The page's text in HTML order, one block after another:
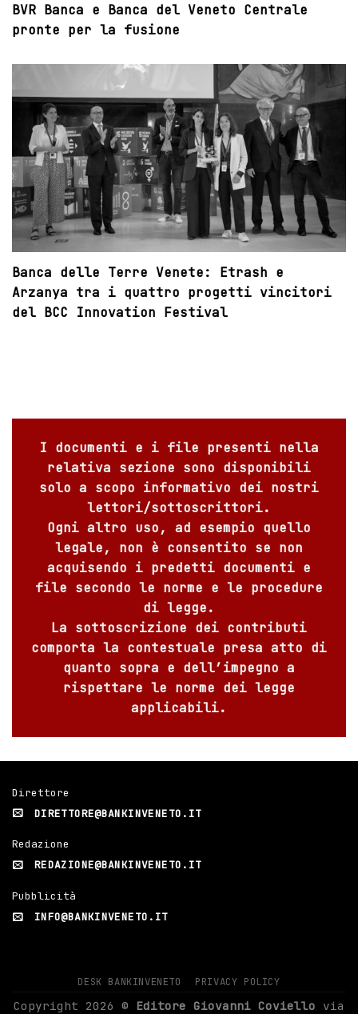
BVR Banca e Banca del Veneto Centrale
pronte per la fusione
Banca delle Terre Venete: Etrash e
Arzanya tra i quattro progetti vincitori
del BCC Innovation Festival
I documenti e i file presenti nella
relativa sezione sono disponibili
solo a scopo informativo dei nostri
lettori/sottoscrittori.
Ogni altro uso, ad esempio quello
legale, non è consentito se non
acquisendo i predetti documenti e
file secondo le norme e le procedure
di legge.
La sottoscrizione dei contributi
comporta la contestuale presa atto di
quanto sopra e dell’impegno a
rispettare le norme dei legge
applicabili.
Direttore
DIRETTORE@BANKINVENETO.IT
Redazione
REDAZIONE@BANKINVENETO.IT
Pubblicità
INFO@BANKINVENETO.IT
DESK BANKINVENETO PRIVACY POLICY
Copyright 2026 © Editore Giovanni Coviello via